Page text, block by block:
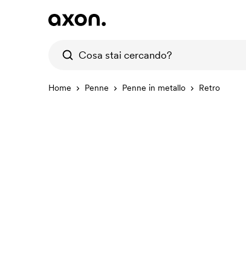
Home Penne Penne in metallo Retro